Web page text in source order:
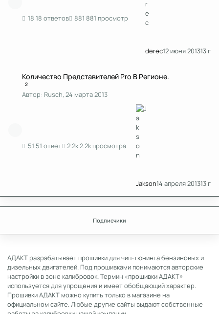
18 ответов 881 просмотр
derec12 июня 201313 г
Количество Представителей Pro В Регионе.
2
Автор: Rusch, 24 марта 2013
51 ответ 2.2k просмотра
Jakson14 апреля 201313 г
Подписчики
АДАКТ разрабатывает прошивки для чип-тюнинга бензиновых и
дизельных двигателей. Под прошивками понимаются авторские
настройки в зоне калибровок. Термин «прошивки АДАКТ»
используется для упрощения и имеет обобщающий характер.
Прошивки АДАКТ можно купить только в магазине на
официальном сайте. Любые другие сайты выдают собственные